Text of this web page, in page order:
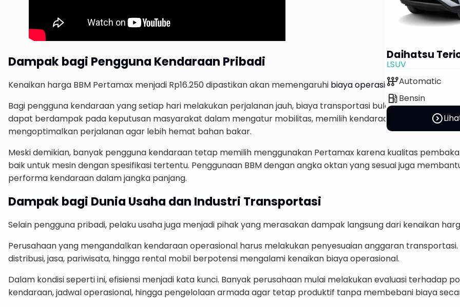
Dampak bagi Pengguna Kendaraan Pribadi
Kenaikan harga BBM Pertamax menjadi Rp16.250 dipastikan akan memengaruhi biaya operasionalkendaraan.
Bagi pengguna kendaraan yang setiap hari melakukan perjalanan jauh, biaya transportasi bulanan akan
dapat berdampak pada keputusan masyarakat dalam mengatur mobilitas, memilih kendaraan yang lebih
mengoptimalkan perjalanan agar lebih hemat bahan bakar.
Meski demikian, banyak pengguna kendaraan tetap memilih menggunakan Pertamax karena kualitas
baik untuk mesin dengan spesifikasi tertentu. Penggunaan BBM dengan angka oktan yang sesuai juga
performa kendaraan dalam jangka panjang.
Dampak bagi Dunia Usaha dan Industri Transportasi
Selain pengguna pribadi, pelaku usaha juga menjadi pihak yang merasakan dampak langsung dari kenaikan
Perusahaan yang mengandalkan kendaraan operasional harus melakukan penyesuaian anggaran
distribusi, jasa, pariwisata, hingga rental mobil berpotensi mengalami kenaikan biaya operasional.
Dalam kondisi seperti ini, efisiensi menjadi kata kunci. Banyak perusahaan mulai melakukan evaluasi terhadap
kendaraan, jadwal operasional, hingga pengelolaan armada agar tetap produktif tanpa membebani biaya
Daihatsu
LSUV
auto_transmissionAutomatic
local_gas_stationBensin
expand_circle_right